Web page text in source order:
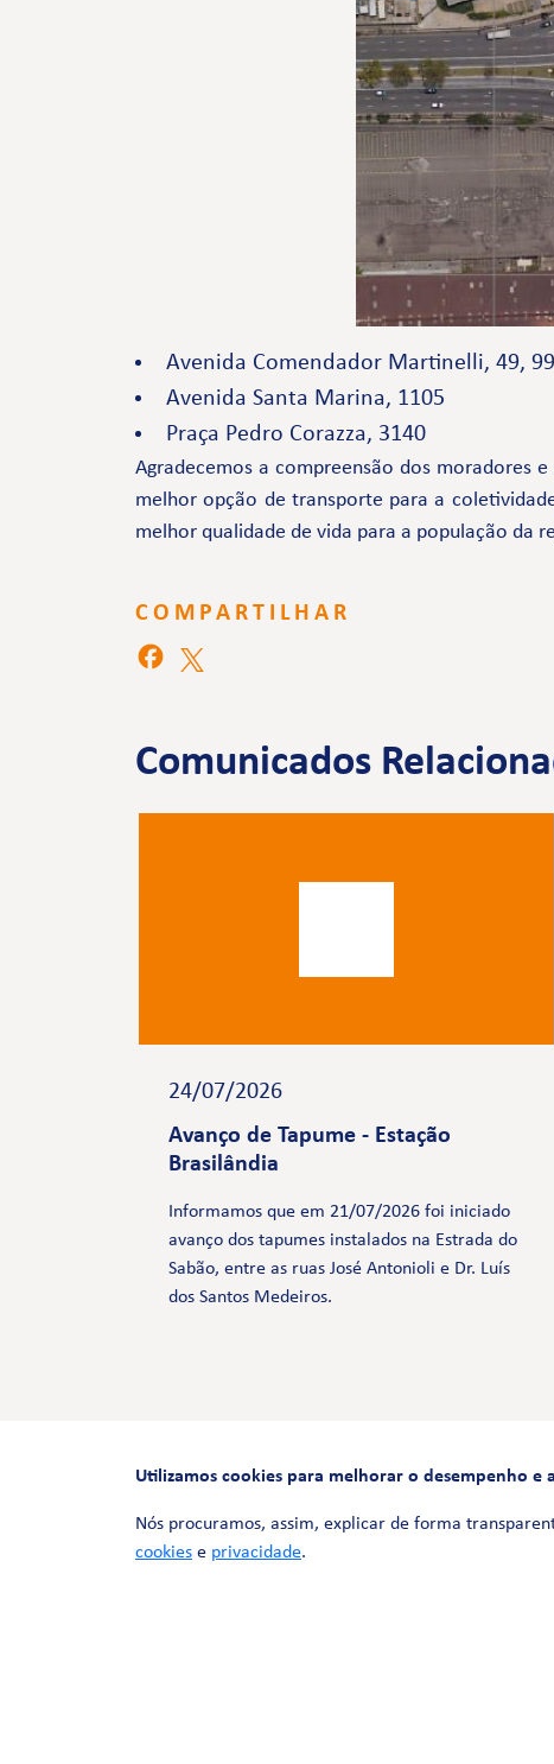
Avenida Comendador Martinelli, 49,
Avenida Santa Marina, 1105
Praça Pedro Corazza, 3140
Agradecemos a compreensão dos moradores
melhor opção de transporte para a
melhor qualidade de vida para a população da
COMPARTILHAR
Comunicados
24/07/2026
Avanço de Tapume - Estação
Brasilândia
Informamos que em 21/07/2026 foi iniciado
avanço dos tapumes instalados na Estrada do
Sabão, entre as ruas José Antonioli e Dr. Luís
dos Santos Medeiros.
Utilizamos cookies para melhorar o desempenho e
Nós procuramos, assim, explicar de forma
cookies e privacidade.